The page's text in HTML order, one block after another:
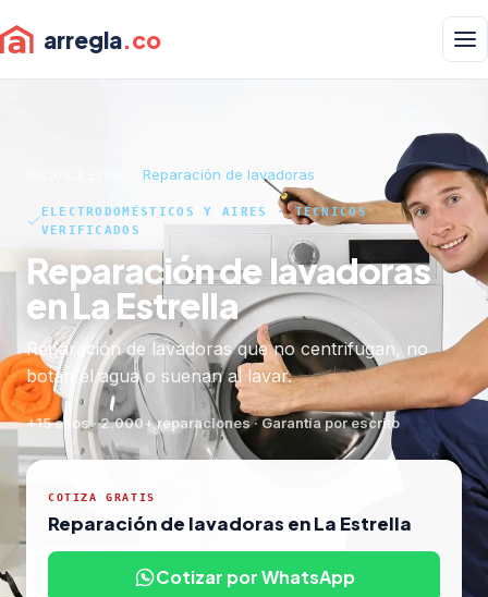
arregla.co
Reparación de lavadoras
ELECTRODOMÉSTICOS Y AIRES · TÉCNICOS
VERIFICADOS
Reparación de lavadoras
en La Estrella
Reparación de lavadoras que no centrifugan, no
botan el agua o suenan al lavar.
+15 años · 2.000+ reparaciones · Garantía por escrito
COTIZA GRATIS
Reparación de lavadoras en La Estrella
Cotizar por WhatsApp